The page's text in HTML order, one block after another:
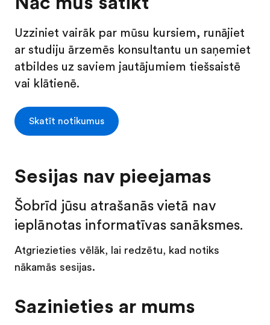
Uzziniet vairāk par mūsu kursiem, runājiet
ar studiju ārzemēs konsultantu un saņemiet
atbildes uz saviem jautājumiem tiešsaistē
vai klātienē.
Skatīt notikumus
Sesijas nav pieejamas
Šobrīd jūsu atrašanās vietā nav
ieplānotas informatīvas sanāksmes.
Atgriezieties vēlāk, lai redzētu, kad notiks
nākamās sesijas.
Sazinieties ar mums